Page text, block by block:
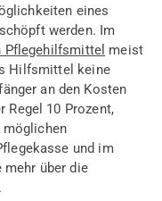
eines
werden. Im
Pflegehilfsmittel meist
Hilfsmittel keine
an den Kosten
Regel 10 Prozent,
möglichen
und im
über die